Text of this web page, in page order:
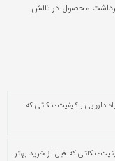
برداشت محصول در تالش
دارویی باکیفیت؛ نکاتی که
نکاتی که قبل از خرید بهتر